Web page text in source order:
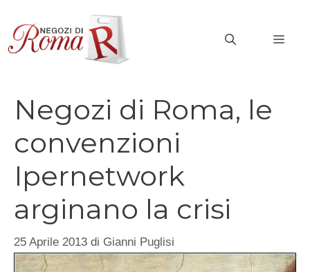
contenuto
Negozi di Roma, le
convenzioni
Ipernetwork
arginano la crisi
25 Aprile 2013 di Gianni Puglisi